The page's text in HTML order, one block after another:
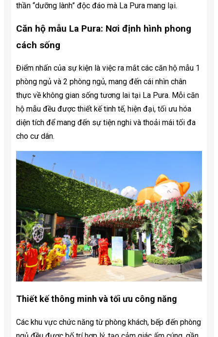
thần “dưỡng lành” độc đáo mà La Pura mang lại.
Căn hộ mẫu La Pura: Nơi định hình phong
cách sống
Điểm nhấn của sự kiện là việc ra mắt các căn hộ mẫu 1
phòng ngủ và 2 phòng ngủ, mang đến cái nhìn chân
thực về không gian sống tương lai tại La Pura. Mỗi căn
hộ mẫu đều được thiết kế tinh tế, hiện đại, tối ưu hóa
diện tích để mang đến sự tiện nghi và thoải mái tối đa
cho cư dân.
Thiết kế thông minh và tối ưu công năng
Các khu vực chức năng từ phòng khách, bếp đến phòng